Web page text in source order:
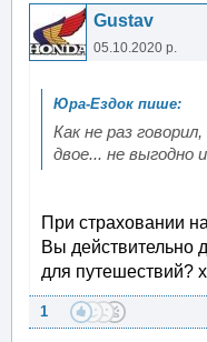
Gustav
05.10.2020 р.
Как не раз
двое... не выгодно
При страховании
Вы действительно
для путешествий?
1